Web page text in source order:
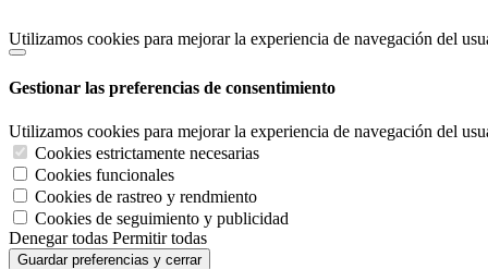
Utilizamos cookies para mejorar la experiencia de navegación del
Gestionar las preferencias de consentimiento
Utilizamos cookies para mejorar la experiencia de navegación del
Cookies estrictamente necesarias
Cookies funcionales
Cookies de rastreo y rendmiento
Cookies de seguimiento y publicidad
Denegar todas Permitir todas
Guardar preferencias y cerrar